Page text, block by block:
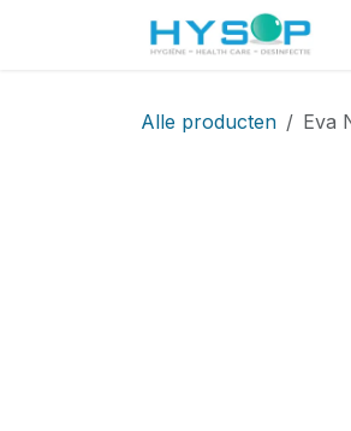
Alle producten Eva